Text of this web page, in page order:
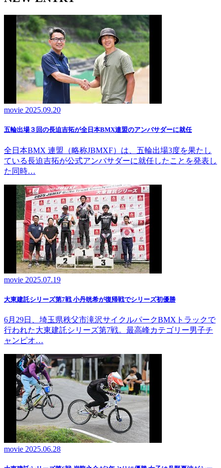
movie 2025.09.20
五輪出場３回の長迫吉拓が全日本BMX連盟のアンバサダーに就任
全日本BMX 連盟（略称JBMXF）は、五輪出場3度を果たし
ている長迫吉拓が公式アンバサダーに就任したことを発表し
た同時…
movie 2025.07.19
大東建託シリーズ第7戦 ⼩丹晄希が復帰戦でシリーズ初優勝
6月29日、埼玉県秩父市滝沢サイクルパークBMXトラックで
行われた大東建託シリーズ第7戦。最高峰カテゴリー男子チ
ャンピオ…
movie 2025.06.28